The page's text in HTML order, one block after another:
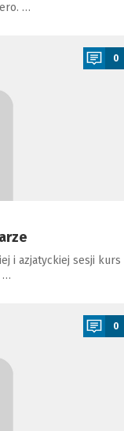
…
0
i azjatyckiej sesji kurs
…
0